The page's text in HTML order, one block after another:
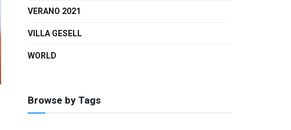
VERANO 2021
VILLA GESELL
WORLD
Browse by Tags